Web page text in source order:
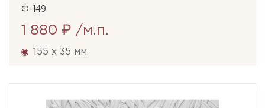
Ф-149
1 880 ₽ /м.п.
155 x 35 мм